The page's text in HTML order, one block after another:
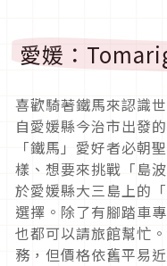
愛媛：
喜歡騎著鐵馬來認識
自愛媛縣今治市出發
「鐵馬」愛好者必朝
樣、想要來挑戰「島
於愛媛縣大三島上的
選擇。除了有腳踏車
也都可以請旅館幫忙
務，但價格依舊平易